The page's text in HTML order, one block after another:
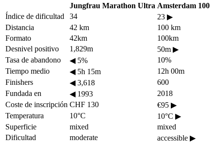
Jungfrau Marathon Ultra Amsterdam 100
Índice de dificultad
34 23 ▶
Distancia
42 km
100 km
Formato
42km
100km
Desnivel positivo
1,829m 50m ▶
Tasa de abandono
◀5%
10%
Tiempo medio
◀5h 15m
12h 00m
Finishers
◀3,618
600
Fundada en
◀1993
2018
Coste de inscripción CHF 130 €95 ▶
Temperatura
10°C 10°C ▶
Superficie
mixed
mixed
Dificultad
moderate accessible ▶